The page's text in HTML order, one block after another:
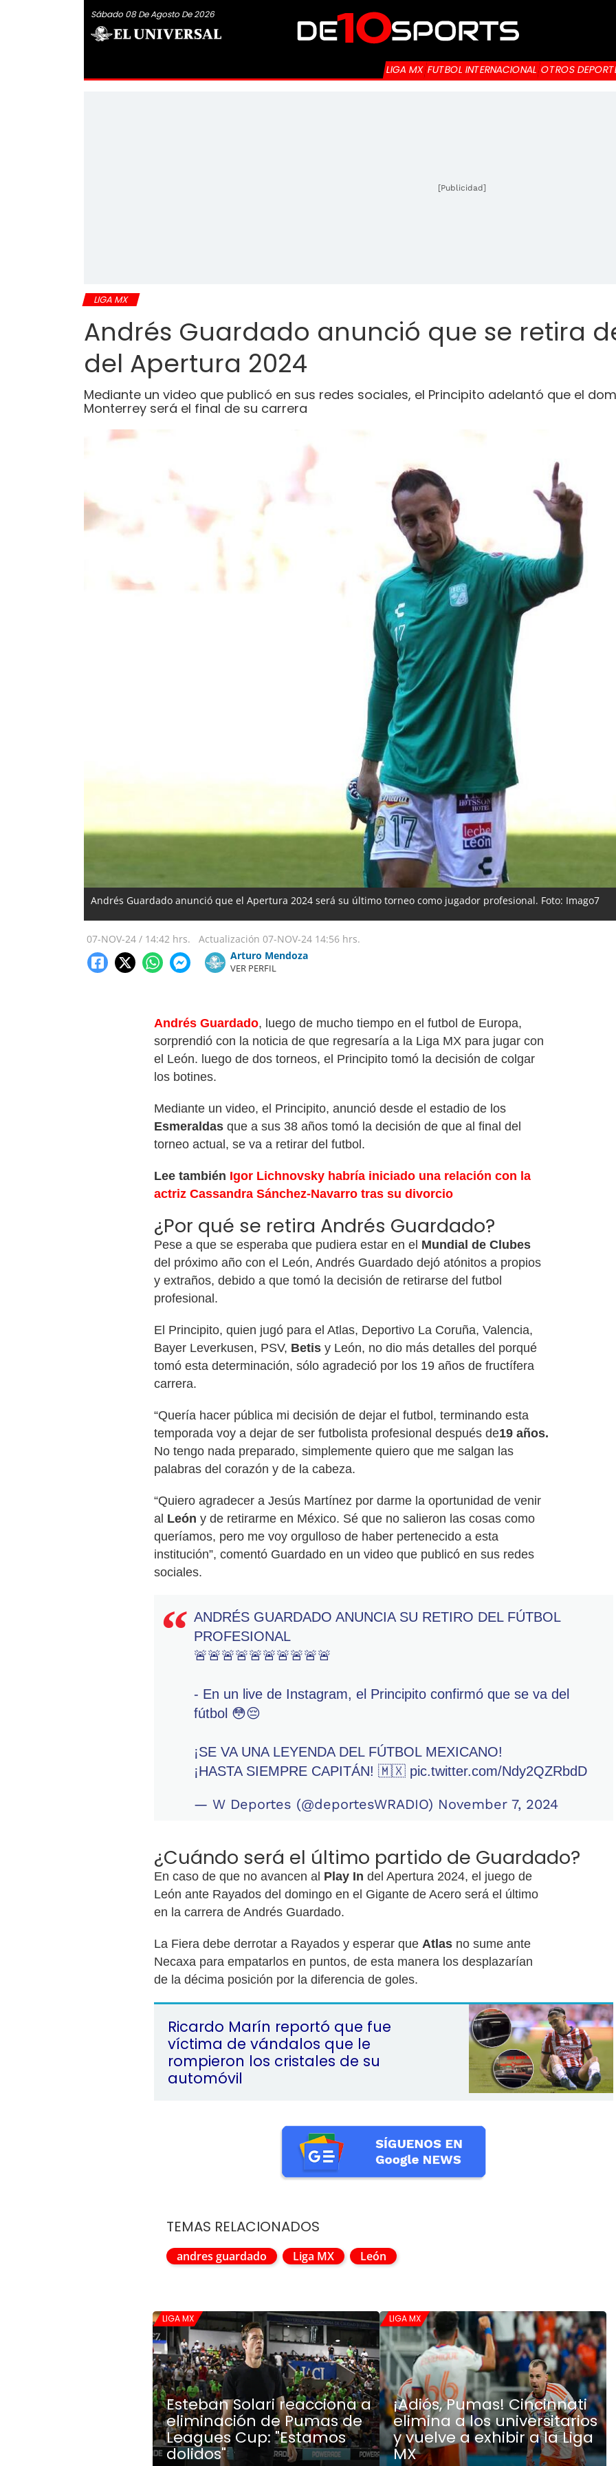
Sábado 08 De Agosto De 2026
LIGA MX FUTBOL INTERNACIONAL OTROS
[Publicidad]
LIGA MX
Andrés Guardado anunció que se retira
del Apertura 2024
Mediante un video que publicó en sus redes sociales, el Principito adelantó que el
Monterrey será el final de su carrera
Andrés Guardado anunció que el Apertura 2024 será su último torneo como jugador profesional. Foto: Imago7
07-NOV-24 / 14:42 hrs. Actualización 07-NOV-24 14:56 hrs.
Arturo Mendoza
VER PERFIL
Andrés Guardado, luego de mucho tiempo en el futbol de Europa,
sorprendió con la noticia de que regresaría a la Liga MX para jugar con
el León. luego de dos torneos, el Principito tomó la decisión de colgar
los botines.
Mediante un video, el Principito, anunció desde el estadio de los
Esmeraldas que a sus 38 años tomó la decisión de que al final del
torneo actual, se va a retirar del futbol.
Lee también Igor Lichnovsky habría iniciado una relación con la
actriz Cassandra Sánchez-Navarro tras su divorcio
¿Por qué se retira Andrés Guardado?
Pese a que se esperaba que pudiera estar en el Mundial de Clubes
del próximo año con el León, Andrés Guardado dejó atónitos a propios
y extraños, debido a que tomó la decisión de retirarse del futbol
profesional.
El Principito, quien jugó para el Atlas, Deportivo La Coruña, Valencia,
Bayer Leverkusen, PSV, Betis y León, no dio más detalles del porqué
tomó esta determinación, sólo agradeció por los 19 años de fructífera
carrera.
“Quería hacer pública mi decisión de dejar el futbol, terminando esta
temporada voy a dejar de ser futbolista profesional después de19 años.
No tengo nada preparado, simplemente quiero que me salgan las
palabras del corazón y de la cabeza.
“Quiero agradecer a Jesús Martínez por darme la oportunidad de venir
al León y de retirarme en México. Sé que no salieron las cosas como
queríamos, pero me voy orgulloso de haber pertenecido a esta
institución”, comentó Guardado en un video que publicó en sus redes
sociales.
ANDRÉS GUARDADO ANUNCIA SU RETIRO DEL FÚTBOL
PROFESIONAL
🚨🚨🚨🚨🚨🚨🚨🚨🚨🚨
- En un live de Instagram, el Principito confirmó que se va del
fútbol 😳😔
¡SE VA UNA LEYENDA DEL FÚTBOL MEXICANO!
¡HASTA SIEMPRE CAPITÁN! 🇲🇽 pic.twitter.com/Ndy2QZRbdD
— W Deportes (@deportesWRADIO) November 7, 2024
¿Cuándo será el último partido de Guardado?
En caso de que no avancen al Play In del Apertura 2024, el juego de
León ante Rayados del domingo en el Gigante de Acero será el último
en la carrera de Andrés Guardado.
La Fiera debe derrotar a Rayados y esperar que Atlas no sume ante
Necaxa para empatarlos en puntos, de esta manera los desplazarían
de la décima posición por la diferencia de goles.
Ricardo Marín reportó que fue
víctima de vándalos que le
rompieron los cristales de su
automóvil
TEMAS RELACIONADOS
andres guardado Liga MX León
LIGA MX
Esteban Solari reacciona a
eliminación de Pumas de
Leagues Cup: "Estamos
dolidos"
LIGA MX
¡Adiós, Pumas! Cincinnati
elimina a los universitarios
y vuelve a exhibir a la Liga
MX